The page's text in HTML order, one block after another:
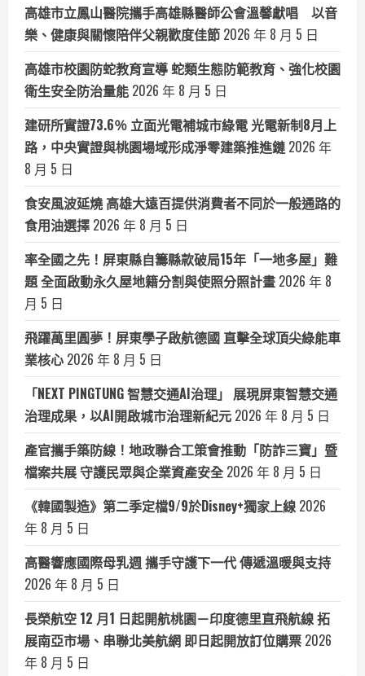
高雄市立鳳山醫院攜手高雄縣醫師公會溫馨獻唱 以音
樂、健康與關懷陪伴父親歡度佳節 2026 年 8 月 5 日
高雄市校園防蛇教育宣導 蛇類生態防範教育、強化校園
衛生安全防治量能 2026 年 8 月 5 日
建研所實證73.6％ 立面光電補城市綠電 光電新制8月上
路，中央實證與桃園場域形成淨零建築推進鏈 2026 年
8 月 5 日
食安風波延燒 高雄大遠百提供消費者不同於一般通路的
食用油選擇 2026 年 8 月 5 日
率全國之先！屏東縣自籌縣款破局15年「一地多屋」難
題 全面啟動永久屋地籍分割與使照分照計畫 2026 年 8
月 5 日
飛躍萬里圓夢！屏東學子啟航德國 直擊全球頂尖綠能車
業核心 2026 年 8 月 5 日
「NEXT PINGTUNG 智慧交通AI治理」 展現屏東智慧交通
治理成果，以AI開啟城市治理新紀元 2026 年 8 月 5 日
產官攜手築防線！地政聯合工策會推動「防詐三寶」暨
檔案共展 守護民眾與企業資產安全 2026 年 8 月 5 日
《韓國製造》第二季定檔9/9於Disney+獨家上線 2026
年 8 月 5 日
高醫響應國際母乳週 攜手守護下一代 傳遞溫暖與支持
2026 年 8 月 5 日
長榮航空 12 月1 日起開航桃園－印度德里直飛航線 拓
展南亞市場、串聯北美航網 即日起開放訂位購票 2026
年 8 月 5 日